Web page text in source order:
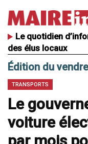
Le quotidien
des élus locaux
Édition du
TRANSPORTS
Le
voiture